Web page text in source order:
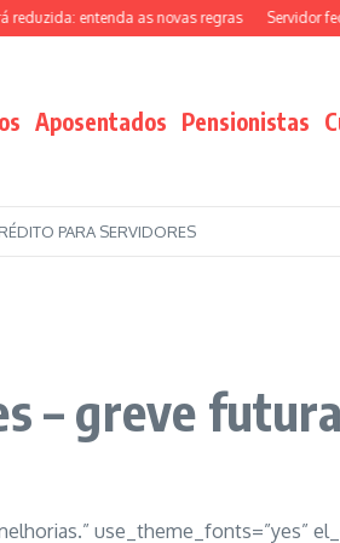
entenda as novas regras Servidor federal
Aposentados Pensionistas
PARA SERVIDORES
– greve
use_theme_fonts=”yes”